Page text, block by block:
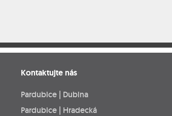
Kontaktujte nás
Pardubice | Dubina
Pardubice | Hradecká